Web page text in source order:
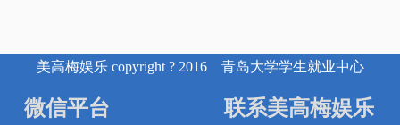
美高梅娱乐 copyright ? 2016 青岛大学学生就业中心
微信平台 联系美高梅娱乐